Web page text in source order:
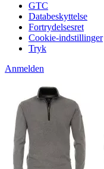
GTC
Databeskyttelse
Fortrydelsesret
Cookie-indstillinger
Tryk
Anmelden